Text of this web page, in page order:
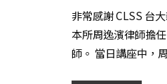
非常感謝 CLSS 台
本所周逸濱律師擔
師。 當日講座中，周律師將以新創面對網路行銷應留